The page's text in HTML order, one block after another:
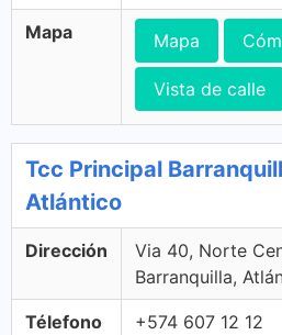
Mapa Mapa
Vista de calle
Tcc Principal
Atlántico
Dirección
Via 40, Norte
Barranquilla,
Télefono +574 607 12 12